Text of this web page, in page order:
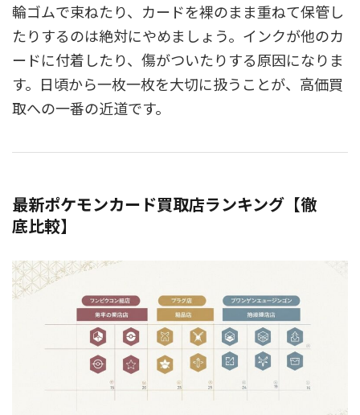
輪ゴムで束ねたり、カードを裸のまま重ねて保管し
たりするのは絶対にやめましょう。インクが他のカ
ードに付着したり、傷がついたりする原因になりま
す。日頃から一枚一枚を大切に扱うことが、高価買
取への一番の近道です。
最新ポケモンカード買取店ランキング【徹
底比較】